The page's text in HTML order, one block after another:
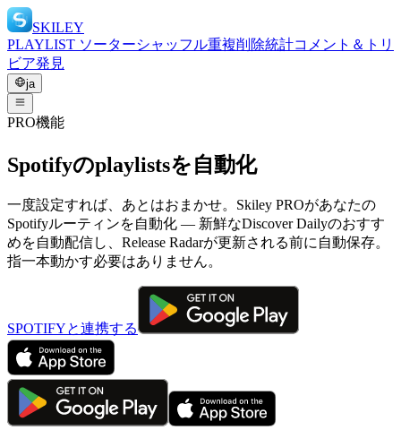
SKILEY
PLAYLIST ソーターシャッフル重複削除統計コメント＆トリ
ビア発見
ja
PRO機能
Spotifyのplaylistsを自動化
一度設定すれば、あとはおまかせ。Skiley PROがあなたの
Spotifyルーティンを自動化 — 新鮮なDiscover Dailyのおすす
めを自動配信し、Release Radarが更新される前に自動保存。
指一本動かす必要はありません。
SPOTIFYと連携する